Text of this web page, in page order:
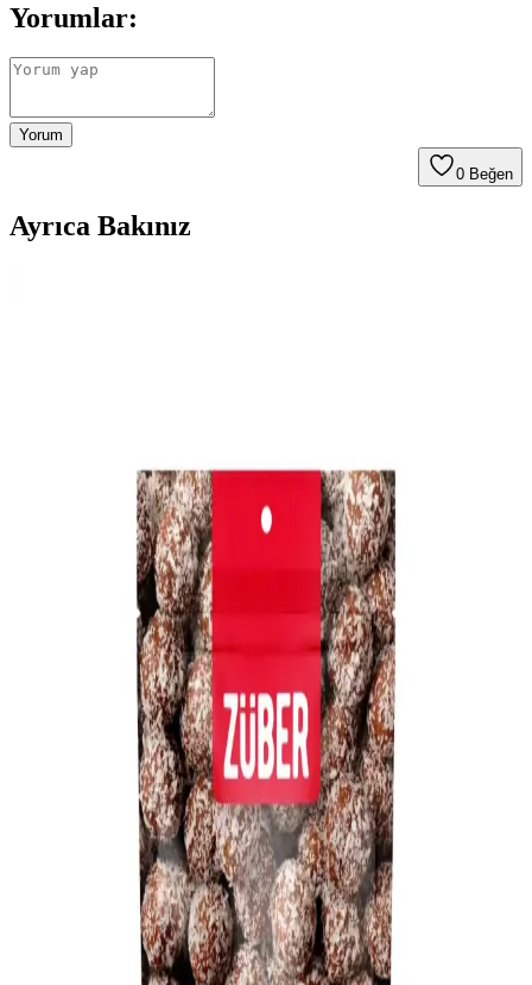
Yorumlar:
Yorum
0 Beğen
Ayrıca Bakınız
Uygun Fiyatlı Ev Yapımı Risotto: Basit Malzemelerle
Ekonomik ve Lezzetli Yemek
Basit malzemelerle hazırlanan ev yapımı risotto, ekonomik zorluklar
yaşayanlar için besleyici ve doyurucu bir alternatif sunar. Tarif, sabır
ve dikkat gerektirir, lezzeti artırmak için çeşitli öneriler içerir.
Portakallı Popkek Tarifi: Pratik ve Lezzetli Bir Ev
Tatlısı Nasıl Yapılır
Portakallı popkek, taze portakal kullanımıyla hafif ve aromatik bir
tatlıdır. Kolayca hazırlanan bu kek, pratik yapısı ve lezzetiyle evde
sıkça tercih edilir.
İstemeye Çikolatası Tepsili Ürünler: Pratik ve Çeşitli
Tat Seçenekleriyle Tatlı Keyfi
İstemeye çikolatası tepsili ürünler, farklı tatlar ve pratik kullanım
özellikleriyle evde ve ofiste tatlı yapımını kolaylaştırır, çeşitli boyut
ve şekillerde sunulur, tatlı severlerin vazgeçilmezi olur.
Bim Marketlerde Satılan Antep Fıstığının Özellikleri
ve Tüketici Tercihleri